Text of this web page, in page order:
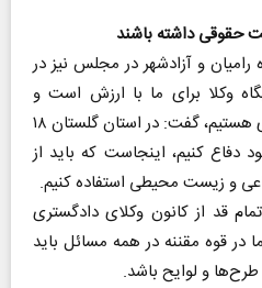
حقوقی داشته باشند
رامیان و آزادشهر در مجلس نیز در
وکلا برای ما با ارزش است و
نیازمند نظرات وکلای دادگستری هستیم، گفت: در استان گلستان ۱۸
دفاع کنیم، اینجاست که باید از
و زیست محیطی استفاده کنیم.
قد از کانون وکلای دادگستری
قوه مقننه در همه مسائل باید
و لوایح باشد.